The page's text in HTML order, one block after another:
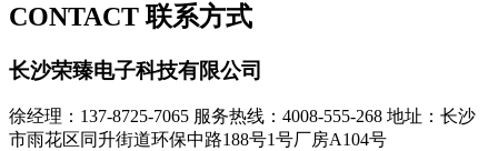
CONTACT 联系方式
长沙荣臻电子科技有限公司
徐经理：137-8725-7065 服务热线：4008-555-268 地址：长沙
市雨花区同升街道环保中路188号1号厂房A104号